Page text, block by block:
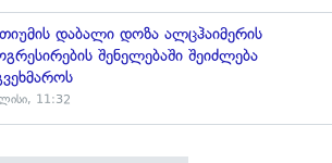
დაბალი დოზა ალცჰაიმერის
შენელებაში შეიძლება
11:32